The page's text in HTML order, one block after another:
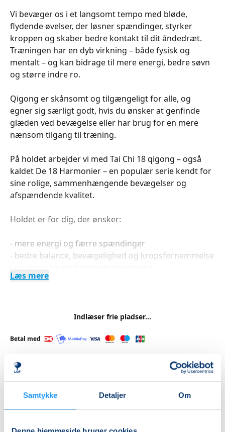
Samtykke Detaljer Om
Vi bevæger os i et langsomt tempo med bløde,
flydende øvelser, der løsner spændinger, styrker
kroppen og skaber bedre kontakt til dit åndedræt.
Træningen har en dyb virkning – både fysisk og
mentalt – og kan bidrage til mere energi, bedre søvn
og større indre ro.
Qigong er skånsomt og tilgængeligt for alle, og
egner sig særligt godt, hvis du ønsker at genfinde
glæden ved bevægelse eller har brug for en mere
nænsom tilgang til træning.
På holdet arbejder vi med Tai Chi 18 qigong – også
kaldet De 18 Harmonier – en populær serie kendt for
sine rolige, sammenhængende bevægelser og
afspændende kvalitet.
Holdet er for dig, der ønsker:
- mere energi og færre spændinger
- bedre balance, bevægelighed og kropsfornemmelse
- undervisning i et trygt og nærværende fællesskab
Læs mere
Indlæser frie pladser...
Betal med
Almen